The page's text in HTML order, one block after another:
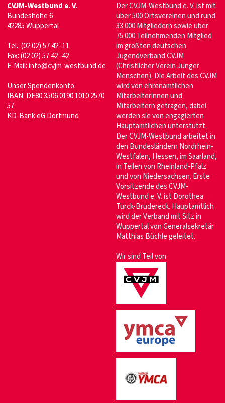
CVJM-Westbund e. V.
Bundeshöhe 6
42285 Wuppertal
Tel.: (02 02) 57 42 -11
Fax: (02 02) 57 42 -42
E-Mail:info@cvjm-westbund.de
Unser Spendenkonto:
IBAN: DE80 3506 0190 1010 2570
57
KD-Bank eG Dortmund
Der CVJM-Westbund e. V. ist mit
über 500 Ortsvereinen und rund
33.000 Mitgliedern sowie über
75.000 Teilnehmenden Mitglied
im größten deutschen
Jugendverband CVJM
(Christlicher Verein Junger
Menschen). Die Arbeit des CVJM
wird von ehrenamtlichen
Mitarbeiterinnen und
Mitarbeitern getragen, dabei
werden sie von engagierten
Hauptamtlichen unterstützt.
Der CVJM-Westbund arbeitet in
den Bundesländern Nordrhein-
Westfalen, Hessen, im Saarland,
in Teilen von Rheinland-Pfalz
und von Niedersachsen. Erste
Vorsitzende des CVJM-
Westbund e. V. ist Dorothea
Turck-Brudereck. Hauptamtlich
wird der Verband mit Sitz in
Wuppertal von Generalsekretär
Matthias Büchle geleitet.
Wir sind Teil von